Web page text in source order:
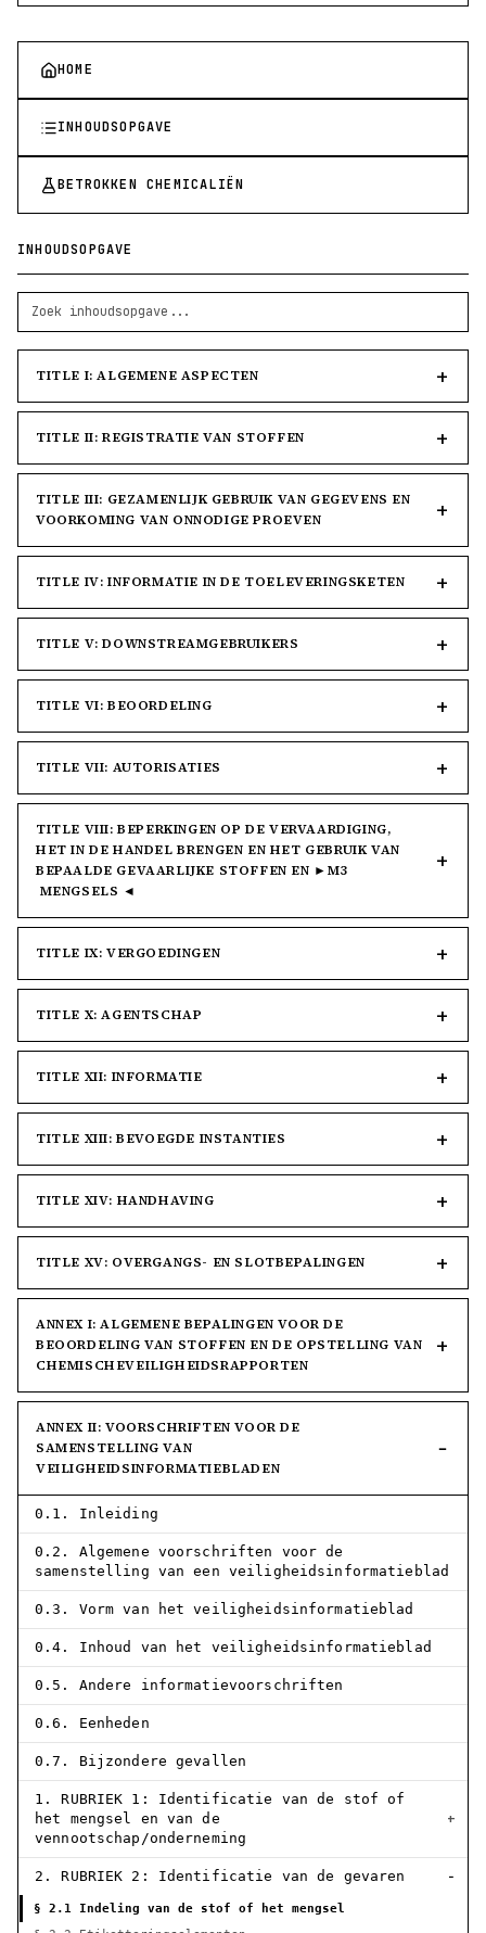
HOME
INHOUDSOPGAVE
BETROKKEN CHEMICALIËN
INHOUDSOPGAVE
TITLE I: ALGEMENE ASPECTEN
TITLE II: REGISTRATIE VAN STOFFEN
TITLE III: GEZAMENLIJK GEBRUIK VAN GEGEVENS EN
VOORKOMING VAN ONNODIGE PROEVEN
TITLE IV: INFORMATIE IN DE TOELEVERINGSKETEN
TITLE V: DOWNSTREAMGEBRUIKERS
TITLE VI: BEOORDELING
TITLE VII: AUTORISATIES
TITLE VIII: BEPERKINGEN OP DE VERVAARDIGING,
HET IN DE HANDEL BRENGEN EN HET GEBRUIK VAN
BEPAALDE GEVAARLIJKE STOFFEN EN ►M3
MENGSELS ◄
TITLE IX: VERGOEDINGEN
TITLE X: AGENTSCHAP
TITLE XII: INFORMATIE
TITLE XIII: BEVOEGDE INSTANTIES
TITLE XIV: HANDHAVING
TITLE XV: OVERGANGS- EN SLOTBEPALINGEN
ANNEX I: ALGEMENE BEPALINGEN VOOR DE
BEOORDELING VAN STOFFEN EN DE OPSTELLING VAN
CHEMISCHEVEILIGHEIDSRAPPORTEN
ANNEX II: VOORSCHRIFTEN VOOR DE
SAMENSTELLING VAN
VEILIGHEIDSINFORMATIEBLADEN
0.1. Inleiding
0.2. Algemene voorschriften voor de
samenstelling van een veiligheidsinformatieblad
0.3. Vorm van het veiligheidsinformatieblad
0.4. Inhoud van het veiligheidsinformatieblad
0.5. Andere informatievoorschriften
0.6. Eenheden
0.7. Bijzondere gevallen
1. RUBRIEK 1: Identificatie van de stof of
het mengsel en van de
vennootschap/onderneming
2. RUBRIEK 2: Identificatie van de gevaren
§ 2.1 Indeling van de stof of het mengsel